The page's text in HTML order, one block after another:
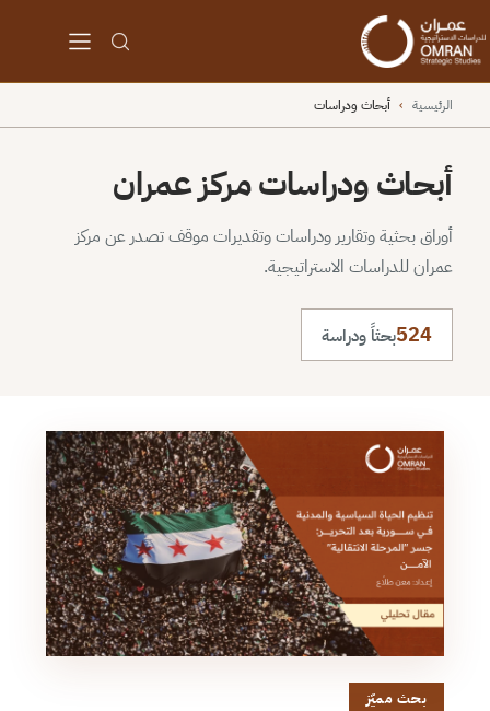
الرئيسية › أبحاث ودراسات
أبحاث ودراسات مركز عمران
أوراق بحثية وتقارير ودراسات وتقديرات موقف تصدر عن مركز
عمران للدراسات الاستراتيجية.
524بحثاً ودراسة
بحث مميّز